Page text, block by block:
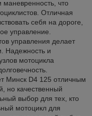
маневренность, что
Отличная
себя на дороге,
управление.
управления делает
Надежность и
мотоцикла
Минск D4 125 отличным
но качественный
выбор для тех, кто
мотоцикл для